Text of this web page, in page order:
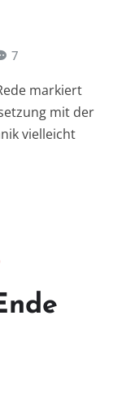
7
markiert
mit der
vielleicht